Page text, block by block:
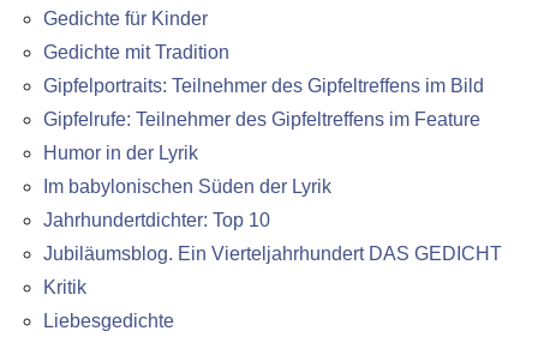
Gedichte für Kinder
Gedichte mit Tradition
Gipfelportraits: Teilnehmer des Gipfeltreffens im Bild
Gipfelrufe: Teilnehmer des Gipfeltreffens im Feature
Humor in der Lyrik
Im babylonischen Süden der Lyrik
Jahrhundertdichter: Top 10
Jubiläumsblog. Ein Vierteljahrhundert DAS GEDICHT
Kritik
Liebesgedichte